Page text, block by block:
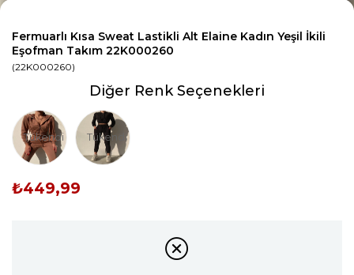
Fermuarlı Kısa Sweat Lastikli Alt Elaine Kadın Yeşil İkili
Eşofman Takım 22K000260
(22K000260)
Diğer Renk Seçenekleri
Tükendi Tükendi
₺449,99